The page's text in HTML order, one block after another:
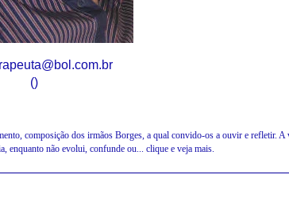
()
composição dos irmãos Borges, a qual convido-os a ouvir e refletir. A
enquanto não evolui, confunde ou... clique e veja mais.